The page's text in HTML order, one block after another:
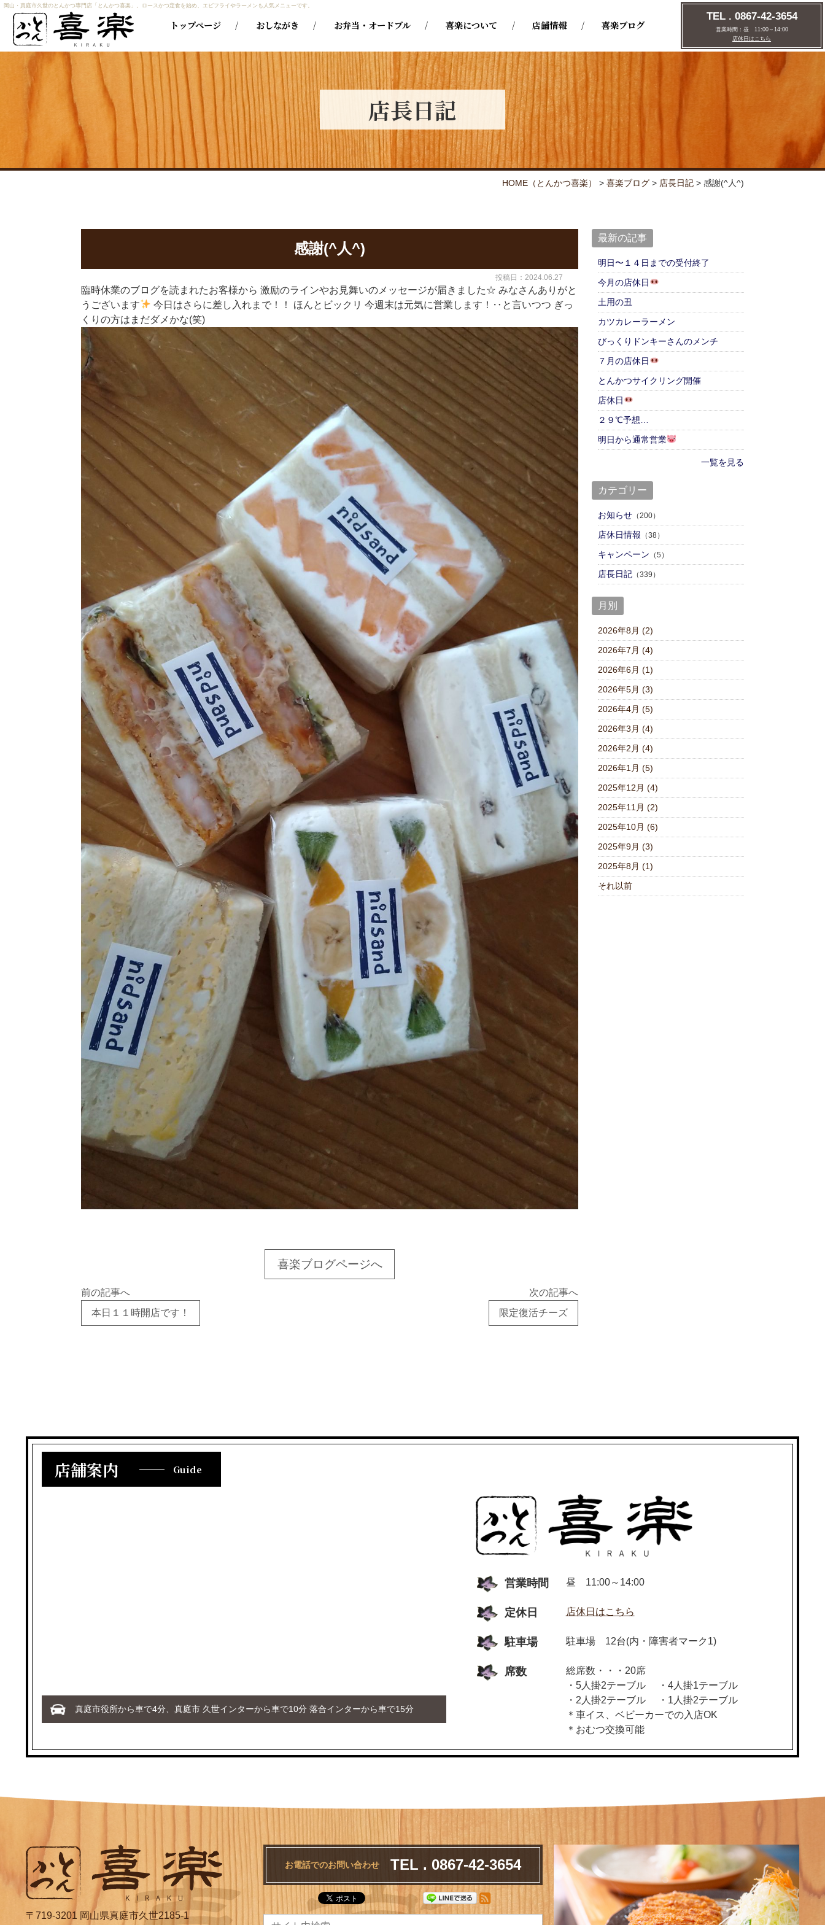
岡山・真庭市久世のとんかつ専門店「とんかつ喜楽」。ロースかつ定食を始め、エビフライやラーメンも人気メニューです。
トップページ おしながき お弁当・オードブル 喜楽について 店舗情報 喜楽ブログ
TEL . 0867-42-3654
営業時間： 昼 11:00～14:00
店休日はこちら
店⾧日記
HOME （とんかつ喜楽） > 喜楽ブログ > 店⾧日記 > 感謝(^人^)
感謝(^人^)
投稿日：2024.06.27
臨時休業のブログを読まれたお客様から 激励のラインやお見舞いのメッセージが届きました☆ みなさんありがと
うございます
今日はさらに差し入れまで！！ ほんとビックリ 今週末は元気に営業します！‥と言いつつ ぎっ
くりの方はまだダメかな(笑)
喜楽ブログページへ
前の記事へ
本日１１時開店です！
次の記事へ
限定復活チーズ
最新の記事
明日〜１４日までの受付終了
今月の店休日
土用の丑
カツカレーラーメン
びっくりドンキーさんのメンチ
７月の店休日
とんかつサイクリング開催
店休日
２９℃予想…
明日から通常営業
一覧を見る
カテゴリー
お知らせ（200）
店休日情報 （38）
キャンペーン （5）
店⾧日記（339）
月別
2026年8月 (2)
2026年7月 (4)
2026年6月 (1)
2026年5月 (3)
2026年4月 (5)
2026年3月 (4)
2026年2月 (4)
2026年1月 (5)
2025年12月 (4)
2025年11月 (2)
2025年10月 (6)
2025年9月 (3)
2025年8月 (1)
それ以前
店舗案内 Guide
営業時間 昼 11:00～14:00
定休日 店休日はこちら
駐車場 駐車場 12台(内・障害者マーク1)
席数
総席数・・・20席
・5人掛2テーブル ・4人掛1テーブル
・2人掛2テーブル ・1人掛2テーブル
＊車イス、ベビーカーでの入店OK
＊おむつ交換可能
真庭市役所から車で4分、真庭市 久世インターから車で10分 落合インターから車で15分
〒719-3201 岡山県真庭市久世2185-1
お電話でのお問い合わせ TEL . 0867-42-3654